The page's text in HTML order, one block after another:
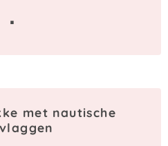
·
met nautische